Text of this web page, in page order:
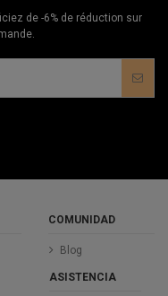
de -6% de réduction sur
COMUNIDAD
Blog
ASISTENCIA